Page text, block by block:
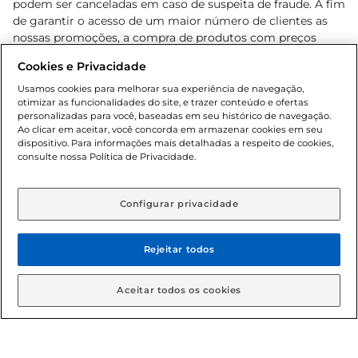
rica de proteínas e nutrientes essenciais.
Aproveite a praticidade e o sabor que só a Friboi
pode oferecer em sua mesa.
podem ser canceladas em caso de suspeita de fraude. A fim
de garantir o acesso de um maior número de clientes as
nossas promoções, a compra de produtos com preços
cliente. Os preços, ofertas e condições são exclusivos para
o e-commerce e válidos durante o dia de hoje, podendo
sofrer alterações sem prévia notificação. Proibida a venda
de bebidas alcoólicas para menores de 18 anos, conforme
Lei n.º 8069/90, art. 81, inciso II (Estatuto da Criança e do
Adolescente). Preços e condições exclusivos para o
aviso prévio. O valor mínimo para as compras on-line é de
© 2026 Copyright. Todos os direitos
reservados Gbarbosa.
Cookies e Privacidade
Usamos cookies para melhorar sua experiência de navegação,
otimizar as funcionalidades do site, e trazer conteúdo e ofertas
personalizadas para você, baseadas em seu histórico de navegação.
Ao clicar em aceitar, você concorda em armazenar cookies em seu
dispositivo. Para informações mais detalhadas a respeito de cookies,
consulte nossa Política de Privacidade.
Configurar privacidade
Rejeitar todos
Aceitar todos os cookies